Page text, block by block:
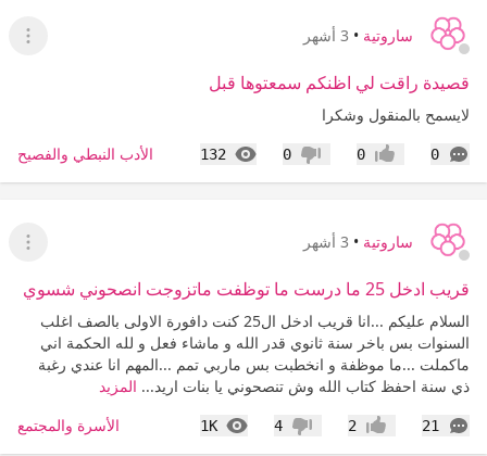
ساروتية • 3 أشهر
عرض
قصيدة راقت لي اظنكم سمعتوها قبل
لايسمح بالمنقول وشكرا
0
التعليقات إعجاب0 عدم إعجاب
0
132
المشاهدات الأدب النبطي والفصيح
ساروتية • 3 أشهر
عرض
قريب ادخل 25 ما درست ما توظفت ماتزوجت انصحوني شسوي
السلام عليكم ...انا قريب ادخل ال25 كنت دافورة الاولى بالصف اغلب
السنوات بس باخر سنة ثانوي قدر الله و ماشاء فعل و لله الحكمة اني
ماكملت ...ما موظفة و انخطبت بس ماربي تمم ...المهم انا عندي رغبة
ذي سنة احفظ كتاب الله وش تنصحوني يا بنات اريد... المزيد
21
التعليقات إعجاب2 عدم إعجاب
4
1K
المشاهدات الأسرة والمجتمع